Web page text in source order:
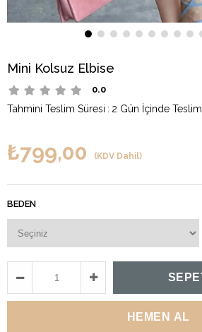
Mini Kolsuz Elbise
0.0
Tahmini Teslim Süresi : 2 Gün İçinde Teslim
₺799,00 (KDV Dahil)
BEDEN